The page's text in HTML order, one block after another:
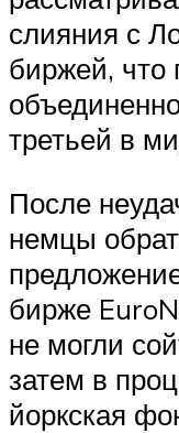
слияния с
биржей, что
третьей в
После
немцы
бирже
не могли
затем в
йоркская